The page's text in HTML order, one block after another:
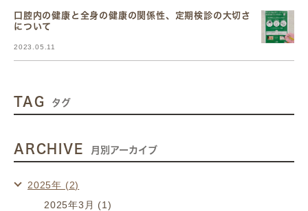
口腔内の健康と全身の健康の関係性、定期検診の大切さ
について
2023.05.11
TAG タグ
ARCHIVE 月別アーカイブ
2025年 (2)
2025年3月 (1)